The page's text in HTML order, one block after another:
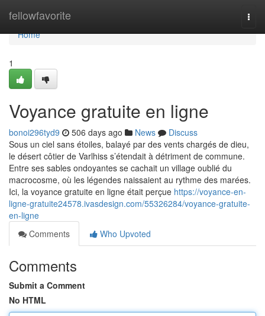
fellowfavorite
Home
Home
1
Voyance gratuite en ligne
bonoi296tyd9 506 days ago News
Discuss
Sous un ciel sans étoiles, balayé par des vents chargés de dieu,
le désert côtier de Varlhiss s’étendait à détriment de commune.
Entre ses sables ondoyantes se cachait un village oublié du
macrocosme, où les légendes naissaient au rythme des marées.
Ici, la voyance gratuite en ligne était perçue https://voyance-en-
ligne-gratuite24578.ivasdesign.com/55326284/voyance-gratuite-
en-ligne
Comments
Who Upvoted
Comments
Submit a Comment
No HTML